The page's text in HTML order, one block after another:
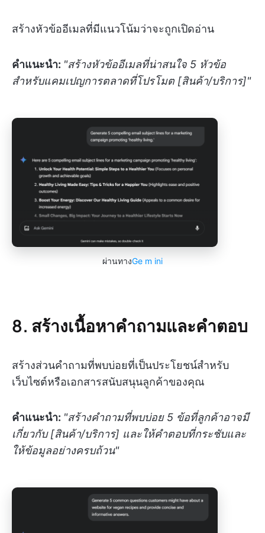
สร้างหัวข้ออีเมลที่มีแนวโน้มว่าจะถูกเปิดอ่าน
คำแนะนำ: "สร้างหัวข้ออีเมลที่น่าสนใจ 5 หัวข้อ
สำหรับแคมเปญการตลาดที่โปรโมต [สินค้า/บริการ]"
ผ่านทางGe m ini
8. สร้างเนื้อหาคำถามและคำตอบ
สร้างส่วนคำถามที่พบบ่อยที่เป็นประโยชน์สำหรับ
เว็บไซต์หรือเอกสารสนับสนุนลูกค้าของคุณ
คำแนะนำ: "สร้างคำถามที่พบบ่อย 5 ข้อที่ลูกค้าอาจมี
เกี่ยวกับ [สินค้า/บริการ] และให้คำตอบที่กระชับและ
ให้ข้อมูลอย่างครบถ้วน"